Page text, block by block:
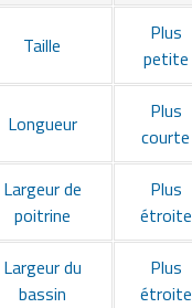
Taille
Plus
petite
Longueur
Plus
courte
Largeur de
poitrine
Plus
étroite
Largeur du
bassin
Plus
étroite